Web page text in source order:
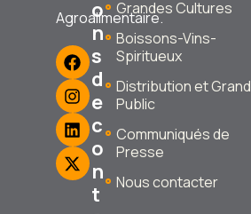
Agroalimentaire.
o
n
s
d
e
c
o
n
t
Grandes Cultures
Boissons-Vins-
Spiritueux
Distribution et Grand
Public
Communiqués de
Presse
Nous contacter